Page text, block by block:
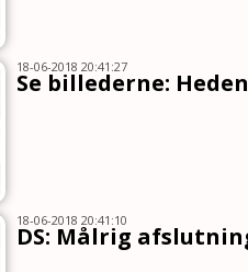
18-06-2018 20:41:27
Se billederne:
18-06-2018 20:41:10
DS: Målrig